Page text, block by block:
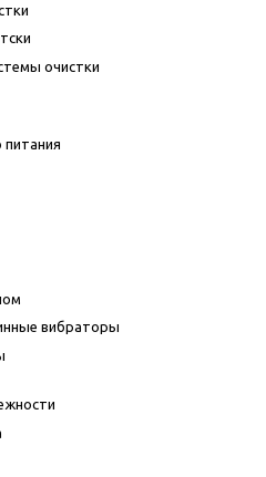
очистки
питания
вибраторы